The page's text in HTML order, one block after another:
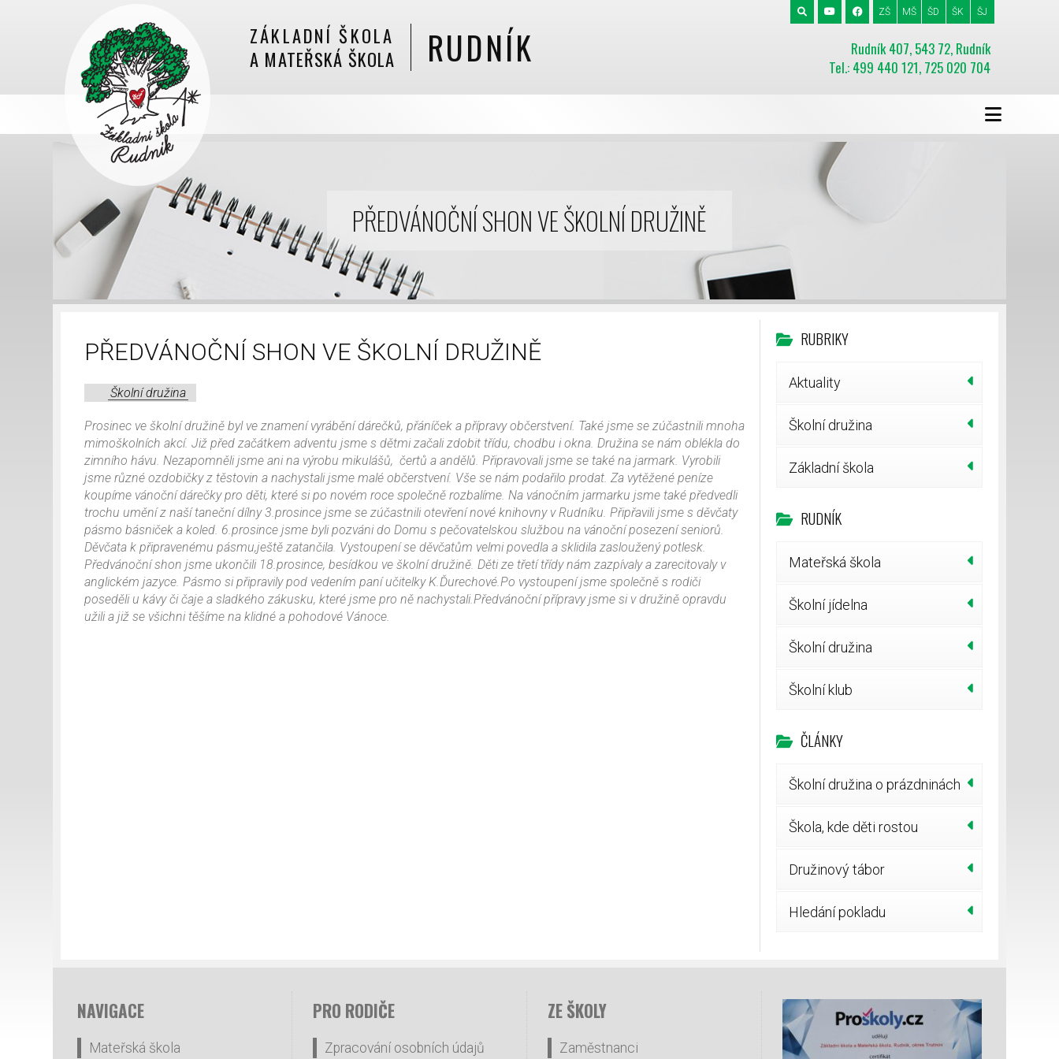
ZÁKLADNÍ ŠKOLA
A MATEŘSKÁ ŠKOLA
RUDNÍK
Rudník 407, 543 72, Rudník
Tel.: 499 440 121, 725 020 704
ZŠ MŠ ŠD ŠK ŠJ
PŘEDVÁNOČNÍ SHON VE ŠKOLNÍ DRUŽINĚ
PŘEDVÁNOČNÍ SHON VE ŠKOLNÍ DRUŽINĚ
Školní družina
Prosinec ve školní družině byl ve znamení vyrábění dárečků, přáníček a přípravy občerstvení. Také jsme se zúčastnili mnoha
mimoškolních akcí. Již před začátkem adventu jsme s dětmi začali zdobit třídu, chodbu i okna. Družina se nám oblékla do
zimního hávu. Nezapomněli jsme ani na výrobu mikulášů, čertů a andělů. Připravovali jsme se také na jarmark. Vyrobili
jsme různé ozdobičky z těstovin a nachystali jsme malé občerstvení. Vše se nám podařilo prodat. Za vytěžené peníze
koupíme vánoční dárečky pro děti, které si po novém roce společně rozbalíme. Na vánočním jarmarku jsme také předvedli
trochu umění z naší taneční dílny 3.prosince jsme se zúčastnili otevření nové knihovny v Rudníku. Připřavili jsme s děvčaty
pásmo básniček a koled. 6.prosince jsme byli pozváni do Domu s pečovatelskou službou na vánoční posezení seniorů.
Děvčata k připravenému pásmu,ještě zatančila. Vystoupení se děvčatům velmi povedla a sklidila zasloužený potlesk.
Předvánoční shon jsme ukončili 18.prosince, besídkou ve školní družině. Děti ze třetí třídy nám zazpívaly a zarecitovaly v
anglickém jazyce. Pásmo si připravily pod vedením paní učitelky K.Ďurechové.Po vystoupení jsme společně s rodiči
poseděli u kávy či čaje a sladkého zákusku, které jsme pro ně nachystali.Předvánoční přípravy jsme si v družině opravdu
užili a již se všichni těšíme na klidné a pohodové Vánoce.
RUBRIKY
Aktuality
Školní družina
Základní škola
RUDNÍK
Mateřská škola
Školní jídelna
Školní družina
Školní klub
ČLÁNKY
Školní družina o prázdninách
Škola, kde děti rostou
Družinový tábor
Hledání pokladu
NAVIGACE
Mateřská škola
PRO RODIČE
Zpracování osobních údajů
ZE ŠKOLY
Zaměstnanci